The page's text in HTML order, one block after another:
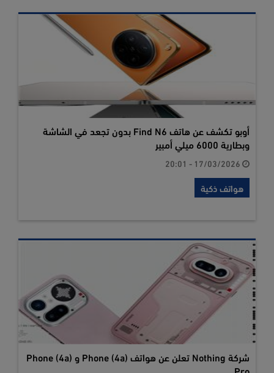
أوبو تكشف عن هاتف Find N6 بدون تجعد في الشاشة
وبطارية 6000 ميلي أمبير
هواتف ذكية
شركة Nothing تعلن عن هواتف Phone (4a) و Phone (4a)